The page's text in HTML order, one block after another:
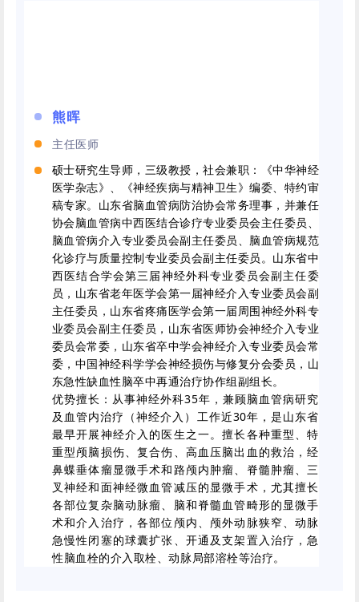
熊晖
主任医师
硕士研究生导师，三级教授，社会兼职：《中华神经
医学杂志》、《神经疾病与精神卫生》编委、特约审
稿专家。山东省脑血管病防治协会常务理事，并兼任
协会脑血管病中西医结合诊疗专业委员会主任委员、
脑血管病介入专业委员会副主任委员、脑血管病规范
化诊疗与质量控制专业委员会副主任委员。山东省中
西医结合学会第三届神经外科专业委员会副主任委
员，山东省老年医学会第一届神经介入专业委员会副
主任委员，山东省疼痛医学会第一届周围神经外科专
业委员会副主任委员，山东省医师协会神经介入专业
委员会常委，山东省卒中学会神经介入专业委员会常
委，中国神经科学学会神经损伤与修复分会委员，山
东急性缺血性脑卒中再通治疗协作组副组长。
优势擅长：从事神经外科35年，兼顾脑血管病研究
及血管内治疗（神经介入）工作近30年，是山东省
最早开展神经介入的医生之一。擅长各种重型、特
重型颅脑损伤、复合伤、高血压脑出血的救治，经
鼻蝶垂体瘤显微手术和路颅内肿瘤、脊髓肿瘤、三
叉神经和面神经微血管减压的显微手术，尤其擅长
各部位复杂脑动脉瘤、脑和脊髓血管畸形的显微手
术和介入治疗，各部位颅内、颅外动脉狭窄、动脉
急慢性闭塞的球囊扩张、开通及支架置入治疗，急
性脑血栓的介入取栓、动脉局部溶栓等治疗。